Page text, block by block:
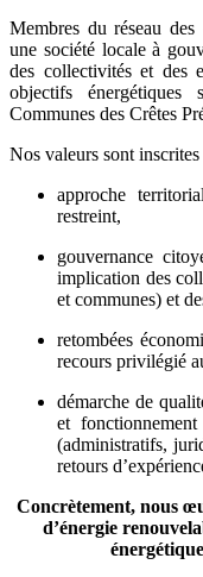
Membres du réseau
une société locale à
des collectivités et des
objectifs énergétiques
Communes des Crêtes
Nos valeurs sont
approche
restreint,
gouvernance
implication des
et communes) et
retombées
recours privilégié
démarche de
et
(administratifs,
retours
Concrètement, nous
d’énergie